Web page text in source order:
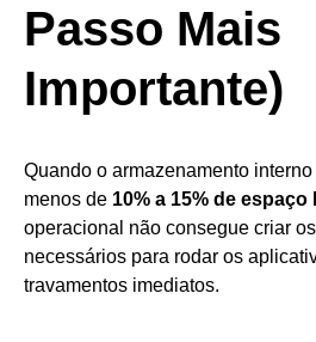
Passo Mais
Importante)
Quando o armazenamento
menos de 10% a 15% de espaço
operacional não consegue criar
necessários para rodar os
travamentos imediatos.